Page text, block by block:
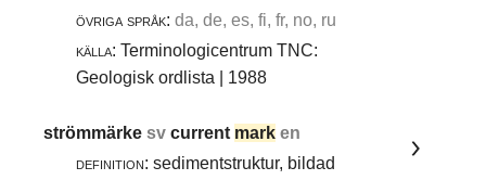
övriga språk: da, de, es, fi, fr, no, ru
källa: Terminologicentrum TNC:
Geologisk ordlista | 1988
strömmärkesvcurrent mark en
definition: sedimentstruktur, bildad